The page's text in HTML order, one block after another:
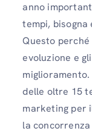
anno
tempi,
Questo
evoluzione e
delle oltre 15
marketing per
la